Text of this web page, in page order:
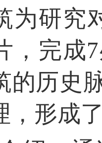
为研究
，完成
的历史
，形成